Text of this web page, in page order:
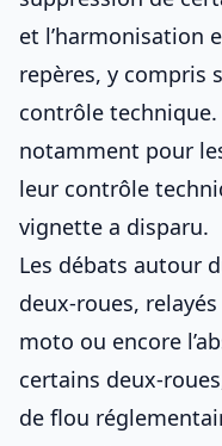
et l’harmonisation
repères, y compris
contrôle technique
notamment pour
leur contrôle
vignette a disparu.
Les débats autour
deux-roues,
moto ou encore
certains deux-roues
de flou